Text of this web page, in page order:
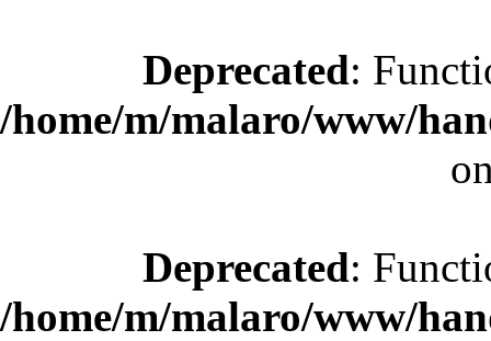
Deprecated:
/home/m/malaro/www/
Deprecated:
/home/m/malaro/www/